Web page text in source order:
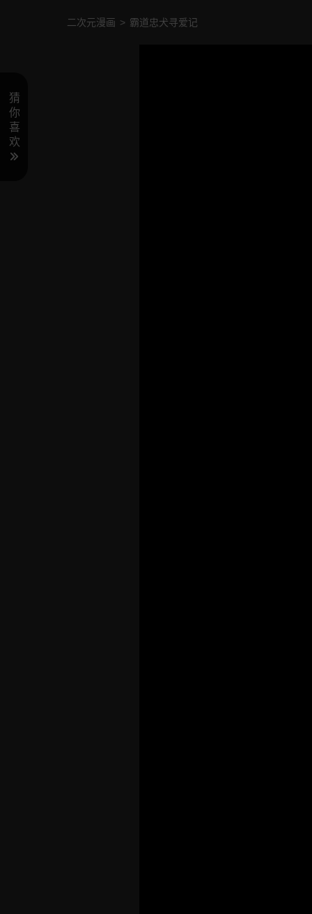
二次元漫画 > 霸道忠犬寻爱记
猜
你
喜
欢